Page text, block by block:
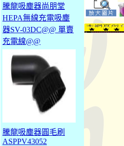
騰龍吸塵器尚朋堂
HEPA無線充電吸塵
器SV-03DC@@ 單賣
充電線@@
騰龍吸塵器圓毛刷
ASPPV43052